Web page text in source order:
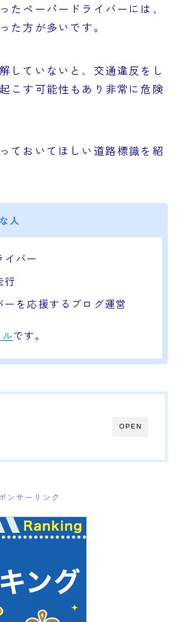
たペーパードライバーには、
た方が多いです。
していないと、交通違反をし
こす可能性もあり非常に危険
ておいてほしい道路標識を紹
人
イバー
行
ーを応援するブログ運営
です。
OPEN
ンサーリンク